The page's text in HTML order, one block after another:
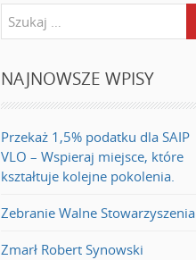
NAJNOWSZE WPISY
Przekaż 1,5% podatku dla SAIP
VLO – Wspieraj miejsce, które
kształtuje kolejne pokolenia.
Zebranie Walne Stowarzyszenia
Zmarł Robert Synowski